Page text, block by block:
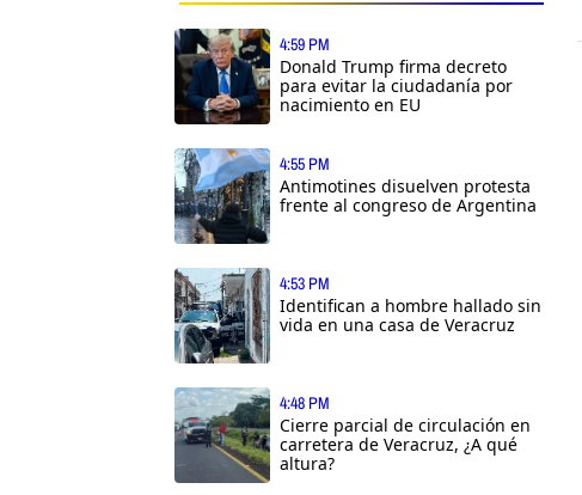
4:59 PM
Donald Trump firma decreto
para evitar la ciudadanía por
nacimiento en EU
4:55 PM
Antimotines disuelven protesta
frente al congreso de Argentina
4:53 PM
Identifican a hombre hallado sin
vida en una casa de Veracruz
4:48 PM
Cierre parcial de circulación en
carretera de Veracruz, ¿A qué
altura?